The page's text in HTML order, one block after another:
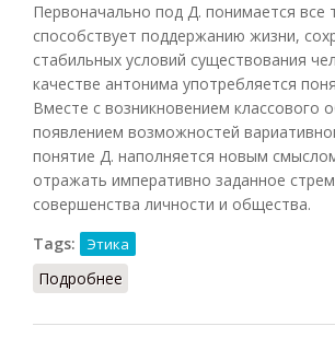
Первоначально под Д. понимается все
способствует поддержанию жизни,
стабильных условий существования
качестве антонима употребляется
Вместе с возникновением классового
появлением возможностей
понятие Д. наполняется новым
отражать императивно заданное
совершенства личности и общества.
Tags:
Этика
Подробнее